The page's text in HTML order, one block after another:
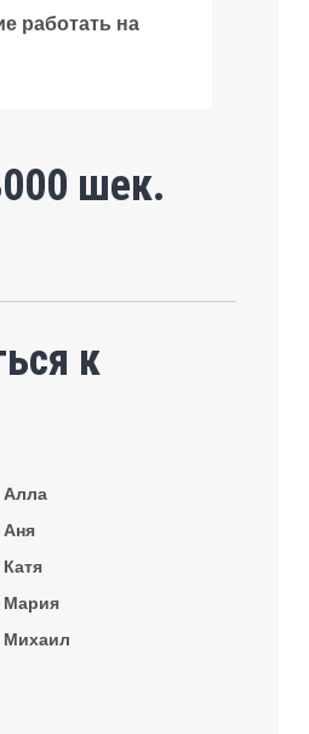
работать на
шек.
к
Алла
Аня
Катя
Мария
Михаил